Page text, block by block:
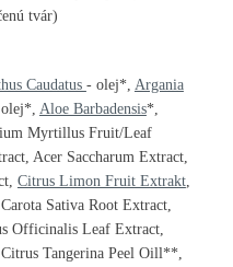
tvár)
Caudatus - olej*, Argania
Aloe Barbadensis*,
Myrtillus Fruit/Leaf
Acer Saccharum Extract,
Citrus Limon Fruit Extrakt,
Sativa Root Extract,
Officinalis Leaf Extract,
Tangerina Peel Oill**,